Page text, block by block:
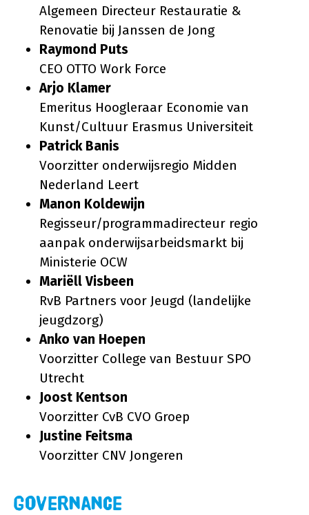
Algemeen Directeur Restauratie &
Renovatie bij Janssen de Jong
Raymond Puts
CEO OTTO Work Force
Arjo Klamer
Emeritus Hoogleraar Economie van
Kunst/Cultuur Erasmus Universiteit
Patrick Banis
Voorzitter onderwijsregio Midden
Nederland Leert
Manon Koldewijn
Regisseur/programmadirecteur regio
aanpak onderwijsarbeidsmarkt bij
Ministerie OCW
Mariëll Visbeen
RvB Partners voor Jeugd (landelijke
jeugdzorg)
Anko van Hoepen
Voorzitter College van Bestuur SPO
Utrecht
Joost Kentson
Voorzitter CvB CVO Groep
Justine Feitsma
Voorzitter CNV Jongeren
Governance